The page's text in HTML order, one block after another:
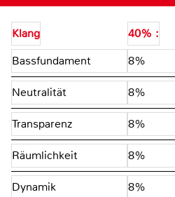
Klang
40% :
Bassfundament
8%
Neutralität 8%
Transparenz 8%
Räumlichkeit 8%
Dynamik 8%